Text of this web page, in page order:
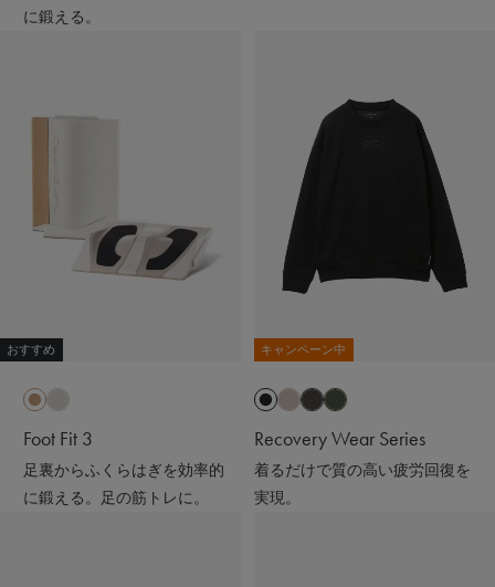
#PR #SIXPAD #シックスパッド #リカバリーウェア #着る
に鍛える。
おすすめ
Foot Fit 3
足裏からふくらはぎを効率的
に鍛える。足の筋トレに。
キャンペーン中
Recovery Wear Series
着るだけで質の高い疲労回復を
実現。